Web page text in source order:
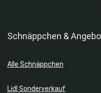
Schnäppchen &
Alle Schnäppchen
Lidl Sonderverkauf